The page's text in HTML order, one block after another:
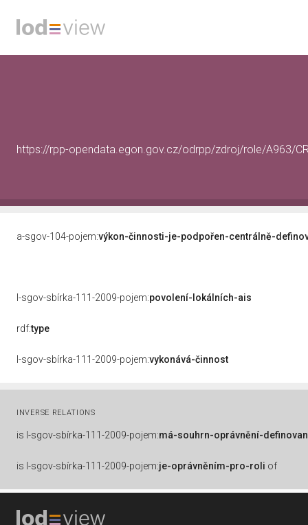
https://rpp-opendata.egon.gov.cz/odrpp/zdroj/role/A963/
a-sgov-104-pojem:výkon-činnosti-je-podpořen-centrálně-
l-sgov-sbírka-111-2009-pojem:povolení-lokálních-ais
rdf:type
l-sgov-sbírka-111-2009-pojem:vykonává-činnost
INVERSE RELATIONS
is l-sgov-sbírka-111-2009-pojem:má-souhrn-oprávnění-
is l-sgov-sbírka-111-2009-pojem:je-oprávněním-pro-roli of